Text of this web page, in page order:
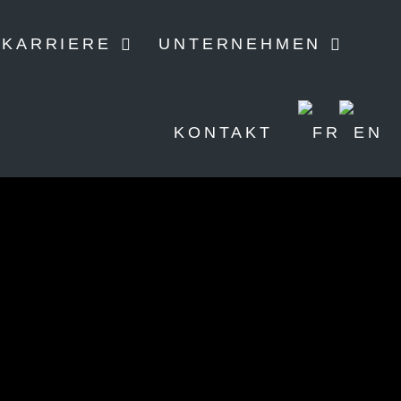
KARRIERE UNTERNEHMEN
KONTAKT